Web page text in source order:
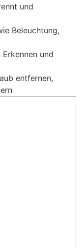
und
Beleuchtung,
und
entfernen,